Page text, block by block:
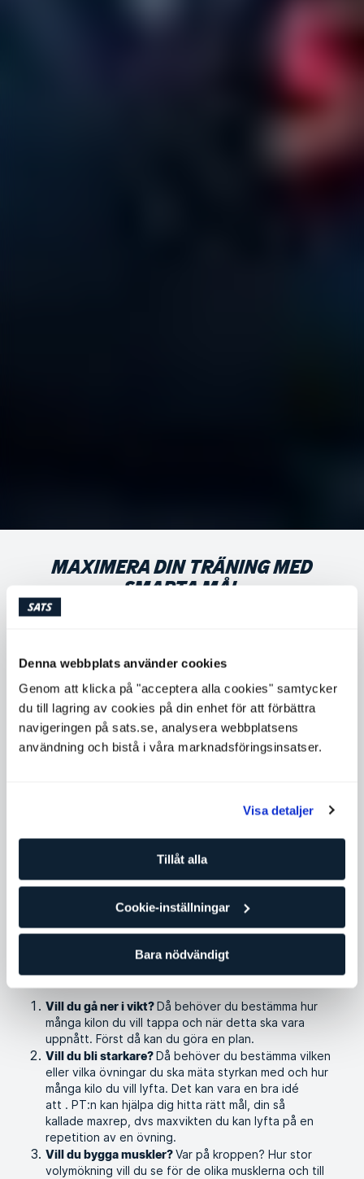
Denna webbplats använder cookies
Genom att klicka på "acceptera alla cookies" samtycker
du till lagring av cookies på din enhet för att förbättra
navigeringen på sats.se, analysera webbplatsens
användning och bistå i våra marknadsföringsinsatser.
Visa detaljer
Tillåt alla
Cookie-inställningar
Bara nödvändigt
MAXIMERA DIN TRÄNING MED
SMARTA MÅL
träning? Om du hittar den kommer du att vara
svårstoppad. Få tips om hur du sätter rätt mål för just
dig!
För att vara säkra på att vi utvecklas måste vi först veta var
vi är, vart vi är på väg och när vi vill nå dit. Det funkar lite som
hjälper GPS:en dig nå destinationen. Vet du däremot inte vart
du är på väg finns risken att du aldrig kommer fram utan
MÅLFÖRSLAG
Vill du gå ner i vikt? Då behöver du bestämma hur
många kilon du vill tappa och när detta ska vara
uppnått. Först då kan du göra en plan.
Vill du bli starkare? Då behöver du bestämma vilken
eller vilka övningar du ska mäta styrkan med och hur
många kilo du vill lyfta. Det kan vara en bra idé
att . PT:n kan hjälpa dig hitta rätt mål, din så
kallade maxrep, dvs maxvikten du kan lyfta på en
repetition av en övning.
Vill du bygga muskler?Var på kroppen? Hur stor
volymökning vill du se för de olika musklerna och till